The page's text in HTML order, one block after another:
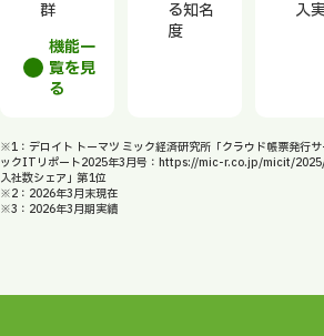
群
機能一
覧を見
る
る知名
度
入
※1：デロイト トーマツ ミック経済研究所「クラウド帳票発行
ックITリポート2025年3月号：https://mic-r.co.jp/micit/2025/
入社数シェア」第1位
※2：2026年3月末現在
※3：2026年3月期実績